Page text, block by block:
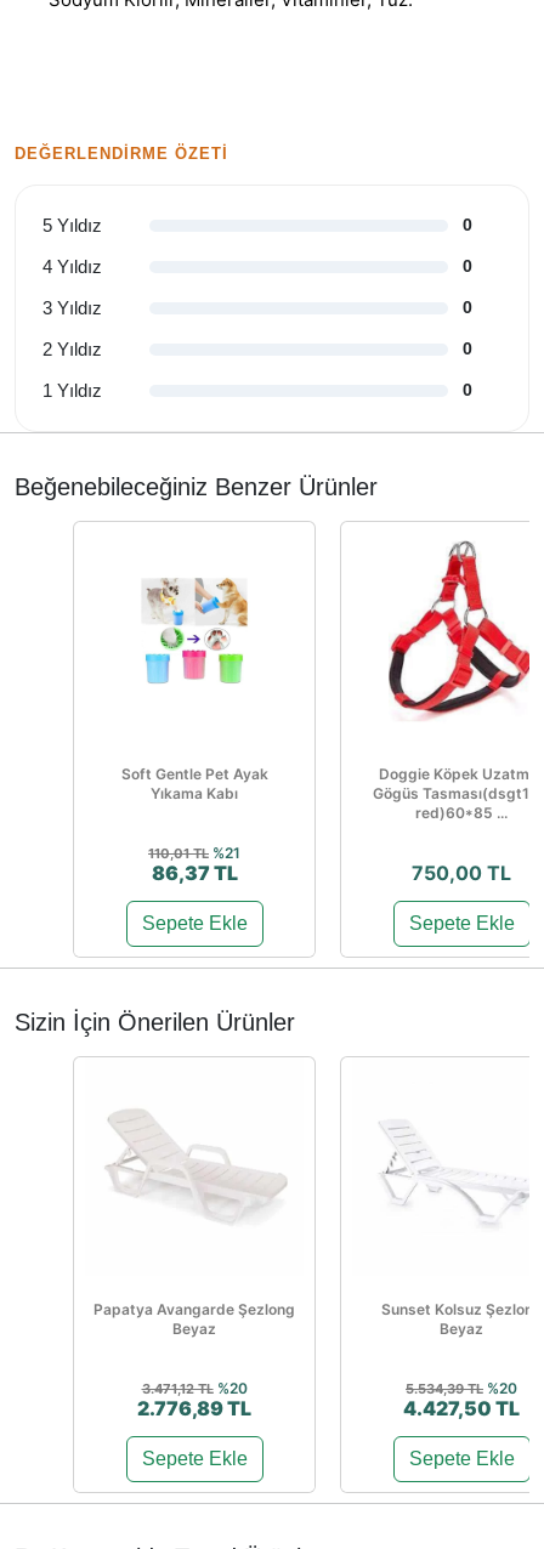
DEĞERLENDIRME ÖZETI
5 Yıldız 0
4 Yıldız 0
3 Yıldız 0
2 Yıldız 0
1 Yıldız 0
Beğenebileceğiniz Benzer Ürünler
Soft Gentle Pet Ayak
Yıkama Kabı
110,01 TL %21
86,37 TL
Sepete Ekle
Doggie Köpek Uzatma-
Gögüs
red)60*85 ...
750,00 TL
Sepete Ekle
Sizin İçin Önerilen Ürünler
Papatya Avangarde Şezlong
Beyaz
3.471,12 TL %20
2.776,89 TL
Sepete Ekle
Sunset Kolsuz Şezlong
Beyaz
5.534,39 TL %20
4.427,50 TL
Sepete Ekle